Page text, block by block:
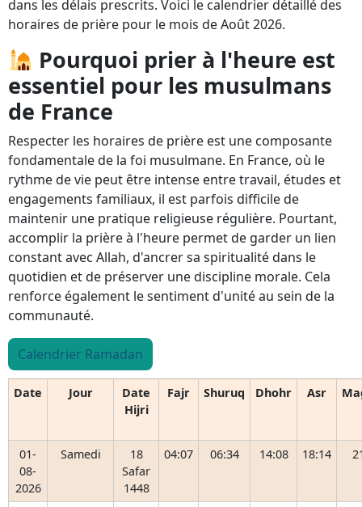
dans les délais prescrits. Voici le calendrier détaillé des
horaires de prière pour le mois de Août 2026.
Pourquoi prier à l'heure est
essentiel pour les musulmans
de France
Respecter les horaires de prière est une composante
fondamentale de la foi musulmane. En France, où le
rythme de vie peut être intense entre travail, études et
engagements familiaux, il est parfois difficile de
maintenir une pratique religieuse régulière. Pourtant,
accomplir la prière à l'heure permet de garder un lien
constant avec Allah, d'ancrer sa spiritualité dans le
quotidien et de préserver une discipline morale. Cela
renforce également le sentiment d'unité au sein de la
communauté.
Calendrier Ramadan
Date Jour
Date
Hijri
Fajr Shuruq Dhohr Asr
01-
08-
2026
Samedi
18
Safar
1448
04:07 06:34 14:08 18:14